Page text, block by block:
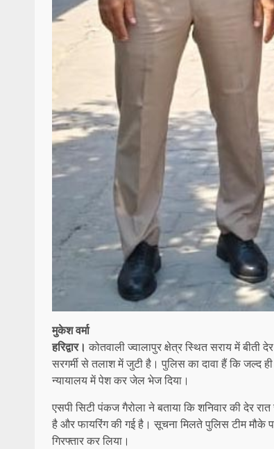
मुकेश वर्मा
हरिद्वार। कोतवाली ज्वालापुर क्षेत्र स्थित सराय में
सरगर्मी से तलाश में जुटी है। पुलिस का दावा हैं कि जल्द
न्यायालय में पेश कर जेल भेज दिया।
एसपी सिटी पंकज गैरोला ने बताया कि शनिवार की देर
है और फायरिंग की गई है। सूचना मिलते पुलिस टीम मौके
गिरफ्तार कर लिया।